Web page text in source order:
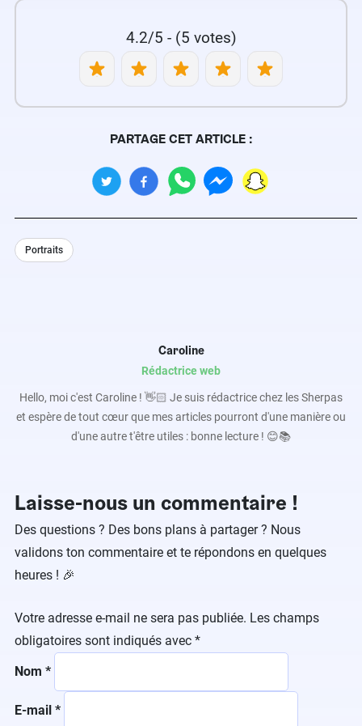
4.2/5 - (5 votes)
Caroline
Rédactrice web
Hello, moi c'est Caroline ! 👋🏻 Je suis rédactrice chez les Sherpas
et espère de tout cœur que mes articles pourront d'une manière ou
d'une autre t'être utiles : bonne lecture ! 😊📚
PARTAGE CET ARTICLE :
Portraits
Laisse-nous un commentaire !
Des questions ? Des bons plans à partager ? Nous
validons ton commentaire et te répondons en quelques
heures ! 🎉
Votre adresse e-mail ne sera pas publiée. Les champs
obligatoires sont indiqués avec *
Nom *
E-mail *